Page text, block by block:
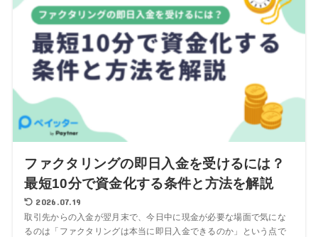
ファクタリングの即日入金を受けるには？
最短10分で資金化する条件と方法を解説
2026.07.19
取引先からの入金が翌月末で、今日中に現金が必要な場面で気にな
るのは「ファクタリングは本当に即日入金できるのか」という点で